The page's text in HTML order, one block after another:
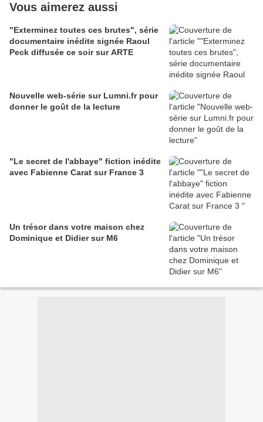
Vous aimerez aussi
"Exterminez toutes ces brutes", série
documentaire inédite signée Raoul
Peck diffusée ce soir sur ARTE
Nouvelle web-série sur Lumni.fr pour
donner le goût de la lecture
"Le secret de l'abbaye" fiction inédite
avec Fabienne Carat sur France 3
Un trésor dans votre maison chez
Dominique et Didier sur M6